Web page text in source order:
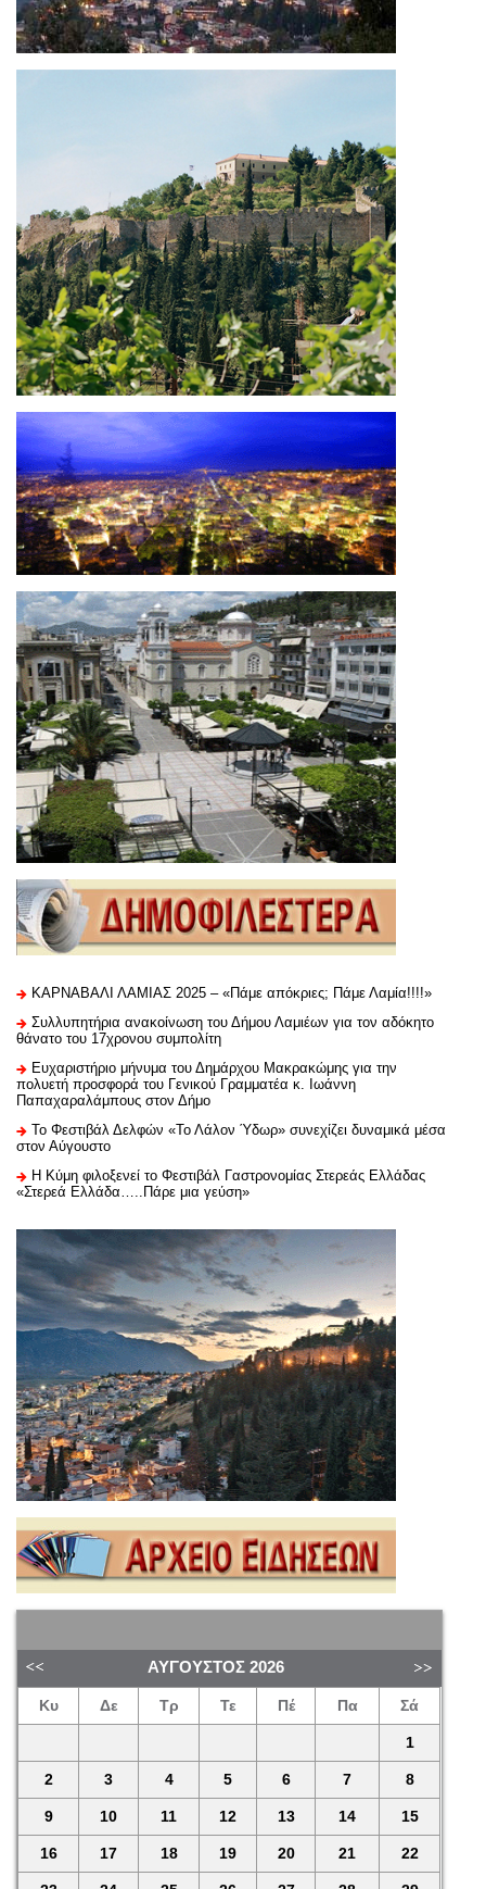
ΚΑΡΝΑΒΑΛΙ ΛΑΜΙΑΣ 2025 – «Πάμε απόκριες; Πάμε Λαμία!!!!»
Συλλυπητήρια ανακοίνωση του Δήμου Λαμιέων για τον αδόκητο
θάνατο του 17χρονου συμπολίτη
Ευχαριστήριo μήνυμα του Δημάρχου Μακρακώμης για την
πολυετή προσφορά του Γενικού Γραμματέα κ. Ιωάννη
Παπαχαραλάμπους στον Δήμο
Το Φεστιβάλ Δελφών «Το Λάλον Ύδωρ» συνεχίζει δυναμικά μέσα
στον Αύγουστο
Η Κύμη φιλοξενεί το Φεστιβάλ Γαστρονομίας Στερεάς Ελλάδας
«Στερεά Ελλάδα…..Πάρε μια γεύση»
ΑΎΓΟΥΣΤΟΣ 2026
Κυ Δε Τρ Τε Πέ Πα Σά
1
2 3 4 5 6 7 8
9 10 11 12 13 14 15
16 17 18 19 20 21 22